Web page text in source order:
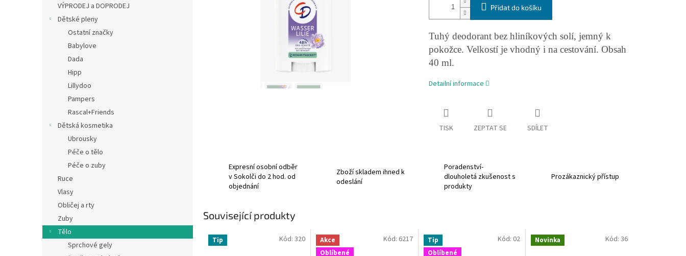
VÝPRODEJ a DOPRODEJ
Dětské pleny
Ostatní značky
Babylove
Dada
Hipp
Lillydoo
Pampers
Rascal+Friends
Dětská kosmetika
Ubrousky
Péče o tělo
Péče o zuby
Ruce
Vlasy
Obličej a rty
Zuby
Tělo
Sprchové gely
Přidat do košíku
Tuhý deodorant bez hliníkových solí, jemný k
pokožce. Velkostí je vhodný i na cestování. Obsah
40 ml.
Detailní informace
TISK ZEPTAT SE SDÍLET
Expresní osobní odběr
v Sokolči do 2 hod. od
objednání
Zboží skladem ihned k
odeslání
Poradenství-
dlouholetá zkušenost s
produkty
Prozákaznický přístup
Související produkty
Tip Kód: 320
Akce
Oblíbené
Kód: 6217
Tip
Oblíbené
Kód: 02 Novinka Kód: 36